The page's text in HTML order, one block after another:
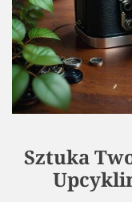
Sztuka